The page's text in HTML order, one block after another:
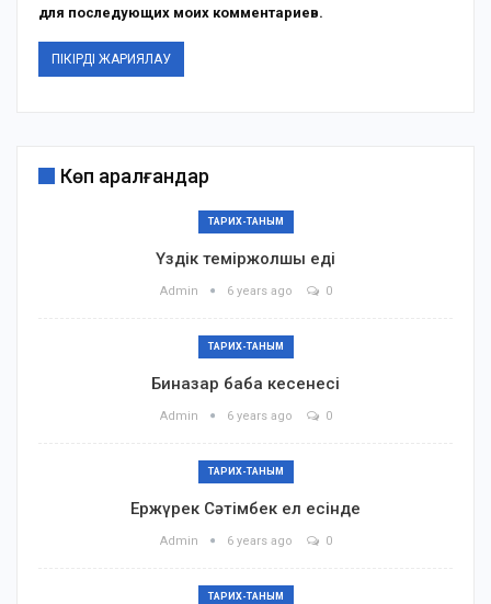
для последующих моих комментариев.
Көп қаралғандар
ТАРИХ-ТАНЫМ
Үздік теміржолшы еді
Admin 6 years ago 0
ТАРИХ-ТАНЫМ
Биназар баба кесенесі
Admin 6 years ago 0
ТАРИХ-ТАНЫМ
Ержүрек Сәтімбек ел есінде
Admin 6 years ago 0
ТАРИХ-ТАНЫМ